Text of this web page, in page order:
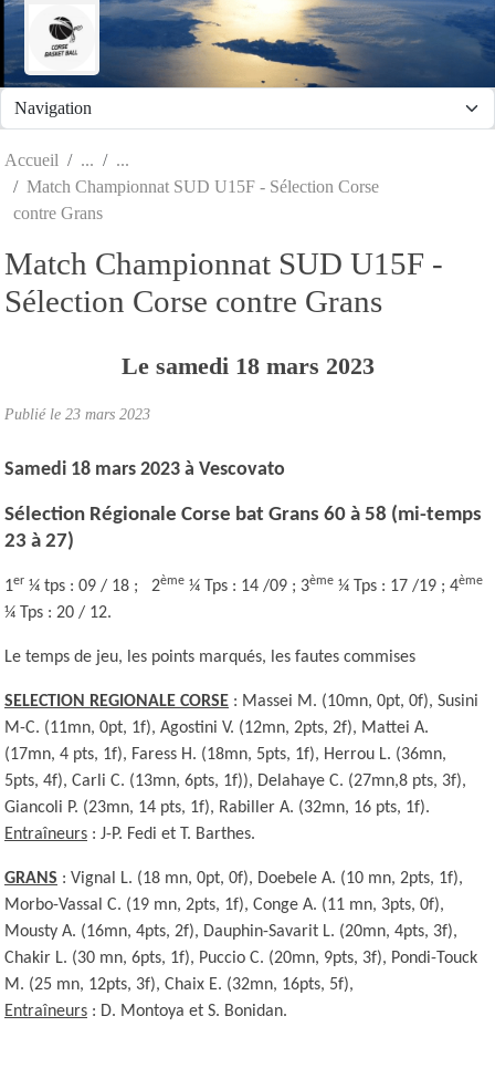
Accueil
Match Championnat SUD U15F - Sélection Corse
contre Grans
Match Championnat SUD U15F -
Sélection Corse contre Grans
Le samedi 18 mars 2023
Publié le 23 mars 2023
Samedi 18 mars 2023 à Vescovato
Sélection Régionale Corse bat Grans 60 à 58 (mi-temps
23 à 27)
1er ¼ tps : 09 / 18 ; 2ème ¼ Tps : 14 /09 ; 3ème ¼ Tps : 17 /19 ; 4ème
¼ Tps : 20 / 12.
Le temps de jeu, les points marqués, les fautes commises
SELECTION REGIONALE CORSE : Massei M. (10mn, 0pt, 0f), Susini
M-C. (11mn, 0pt, 1f), Agostini V. (12mn, 2pts, 2f), Mattei A.
(17mn, 4 pts, 1f), Faress H. (18mn, 5pts, 1f), Herrou L. (36mn,
5pts, 4f), Carli C. (13mn, 6pts, 1f)), Delahaye C. (27mn,8 pts, 3f),
Giancoli P. (23mn, 14 pts, 1f), Rabiller A. (32mn, 16 pts, 1f).
Entraîneurs : J-P. Fedi et T. Barthes.
GRANS : Vignal L. (18 mn, 0pt, 0f), Doebele A. (10 mn, 2pts, 1f),
Morbo-Vassal C. (19 mn, 2pts, 1f), Conge A. (11 mn, 3pts, 0f),
Mousty A. (16mn, 4pts, 2f), Dauphin-Savarit L. (20mn, 4pts, 3f),
Chakir L. (30 mn, 6pts, 1f), Puccio C. (20mn, 9pts, 3f), Pondi-Touck
M. (25 mn, 12pts, 3f), Chaix E. (32mn, 16pts, 5f),
Entraîneurs : D. Montoya et S. Bonidan.
Panneau de gestion des cookies